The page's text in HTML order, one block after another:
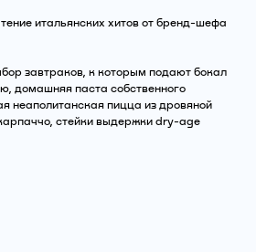
итальянских хитов от бренд-шефа
завтраков, к которым подают бокал
домашняя паста собственного
неаполитанская пицца из дровяной
стейки выдержки dry-age